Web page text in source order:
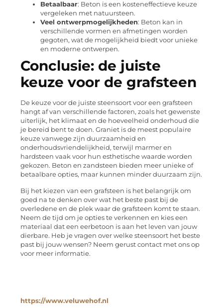
Betaalbaar: Beton is een kosteneffectieve keuze
vergeleken met natuursteen.
Veel ontwerpmogelijkheden: Beton kan in
verschillende vormen en afmetingen worden
gegoten, wat de mogelijkheid biedt voor unieke
en moderne ontwerpen.
Conclusie: de juiste
keuze voor de grafsteen
De keuze voor de juiste steensoort voor een grafsteen
hangt af van verschillende factoren, zoals het gewenste
uiterlijk, het klimaat en de hoeveelheid onderhoud die
je bereid bent te doen. Graniet is de meest populaire
keuze vanwege zijn duurzaamheid en
onderhoudsvriendelijkheid, terwijl marmer en
hardsteen vaak voor hun esthetische waarde worden
gekozen. Beton en zandsteen bieden meer unieke of
betaalbare opties, maar kunnen minder duurzaam zijn.
Bij het kiezen van een grafsteen is het belangrijk om
goed na te denken over wat het beste past bij de
overledene en de plek waar de grafsteen komt te staan.
Neem de tijd om je opties te verkennen en kies een
materiaal dat een eerbetoon is aan het leven van jouw
dierbare. Heb je vragen over welke steensoort het beste
past bij jouw wensen? Neem gerust contact met ons op
voor meer informatie.
https://www.veluwehof.nl